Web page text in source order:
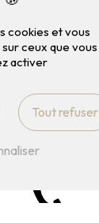
Adresse
B Bd du 14 Juillet
cookies et vous
ceux que vous
activer
Tout refuser